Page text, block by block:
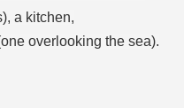
a kitchen,
overlooking the sea).